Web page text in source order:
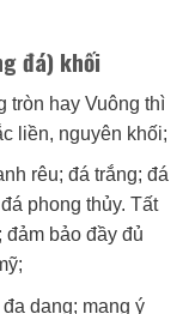
đá) khối
tròn hay Vuông thì
liền, nguyên khối;
rêu; đá trắng; đá
phong thủy. Tất
bảo đầy đủ
dạng; mang ý